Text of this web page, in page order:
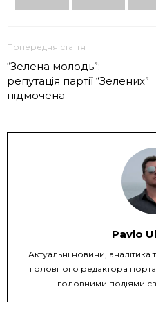
Попередня стаття
“Зелена молодь”:
репутація партії “Зелених”
підмочена
Pavlo
Актуальні новини, аналітика
головного редактора
головними подіями